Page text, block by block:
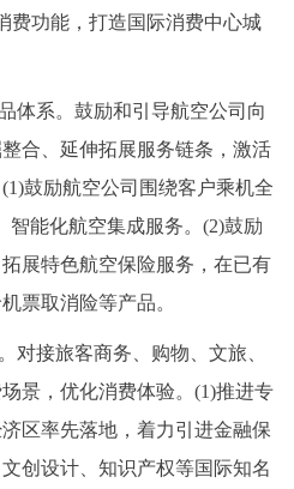
功能，打造国际消费中心城
系。鼓励和引导航空公司向
合、延伸拓展服务链条，激活
鼓励航空公司围绕客户乘机全
智能化航空集成服务。(2)鼓励
展特色航空保险服务，在已有
票取消险等产品。
接旅客商务、购物、文旅、
景，优化消费体验。(1)推进专
区率先落地，着力引进金融保
创设计、知识产权等国际知名